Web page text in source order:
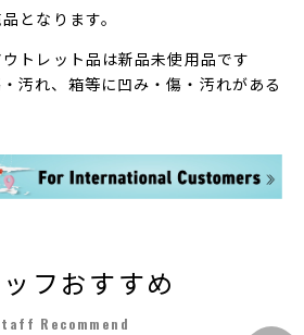
となります。
トレット品は新品未使用品です
汚れ、箱等に凹み・傷・汚れがある
フおすすめ
Recommend